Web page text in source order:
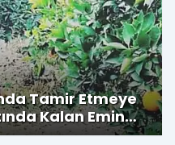
Tamir Etmeye
Kalan Emin